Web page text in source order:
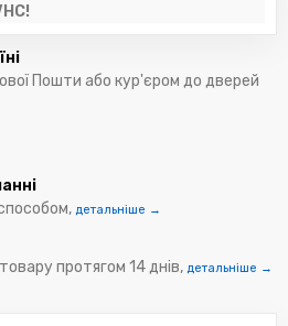
Пошти або кур'єром до дверей
детальніше →
протягом 14 днів, детальніше →